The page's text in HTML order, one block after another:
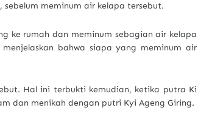
meminum air kelapa tersebut.
ke rumah dan meminum sebagian air kelapa
bahwa siapa yang meminum air
Hal ini terbukti kemudian, ketika putra Ki
dan menikah dengan putri Kyi Ageng Giring.